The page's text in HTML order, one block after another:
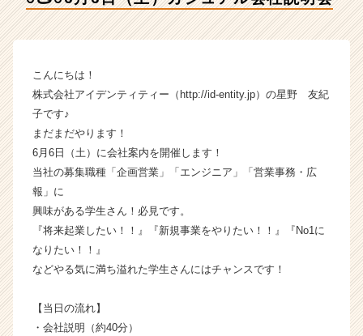
会
ア
ン
ィ
ー
タ
イ
イ
こんにちは！
株式会社アイデンティティー（http://id-entity.jp）の星野 友紀
子です♪
まだまだやります！
6月6日（土）に会社案内を開催します！
当社の募集職種「企画営業」「エンジニア」「営業事務・広
報」に
興味がある学生さん！必見です。
『将来起業したい！！』『新規事業をやりたい！！』『No1に
なりたい！！』
などやる気に満ち溢れた学生さんにはチャンスです！
【当日の流れ】
・会社説明（約40分）